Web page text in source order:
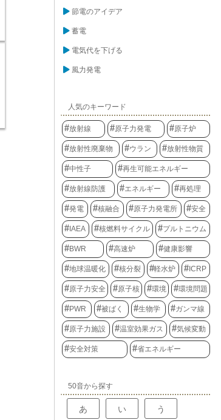
節電のアイデア
蓄電
電気代を下げる
風力発電
人気のキーワード
放射線 原子力発電 原子炉
放射性廃棄物 ウラン 放射性物質
中性子 再生可能エネルギー
放射線防護 エネルギー 再処理
発電 核融合 原子力発電所 安全
IAEA 核燃料サイクル プルトニウム
BWR 高速炉 健康影響
地球温暖化 核分裂 軽水炉 ICRP
原子力安全 原子核 環境 環境問題
PWR 被ばく 生物学 ガンマ線
原子力施設 温室効果ガス 気候変動
安全対策 省エネルギー
50音から探す
あ い う